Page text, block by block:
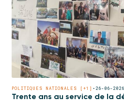
POLITIQUES NATIONALES [+1] • 26-06-2026
Trente ans au service de la